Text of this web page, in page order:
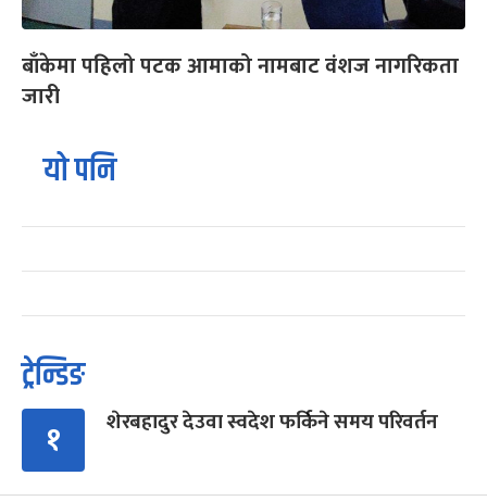
बाँकेमा पहिलो पटक आमाको नामबाट वंशज नागरिकता
जारी
यो पनि
ट्रेन्डिङ
१ शेरबहादुर देउवा स्वदेश फर्किने समय परिवर्तन